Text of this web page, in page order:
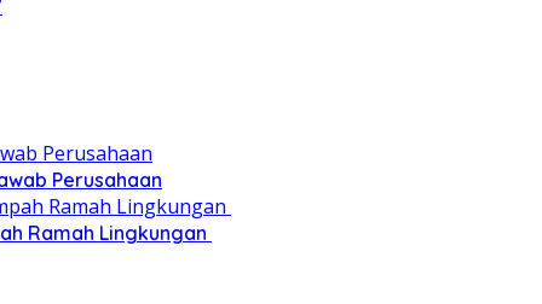
Perusahaan
Ramah Lingkungan